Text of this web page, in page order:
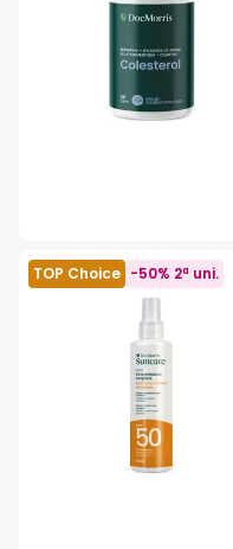
TOP Choice -50% 2ª uni.